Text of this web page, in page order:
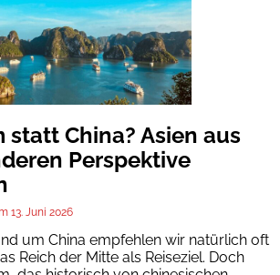
statt China? Asien aus
Perspektive
13. Juni 2026
um China empfehlen wir natürlich oft
Reich der Mitte als Reiseziel. Doch